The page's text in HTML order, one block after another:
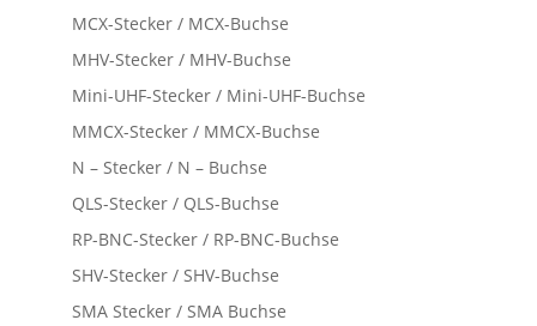
MCX-Stecker / MCX-Buchse
MHV-Stecker / MHV-Buchse
Mini-UHF-Stecker / Mini-UHF-Buchse
MMCX-Stecker / MMCX-Buchse
N – Stecker / N – Buchse
QLS-Stecker / QLS-Buchse
RP-BNC-Stecker / RP-BNC-Buchse
SHV-Stecker / SHV-Buchse
SMA Stecker / SMA Buchse